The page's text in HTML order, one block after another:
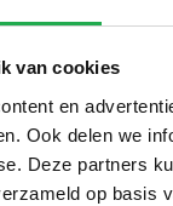
van cookies
en
Ook delen we
Deze partners
op basis
minder
en levende tuin
verblijven.